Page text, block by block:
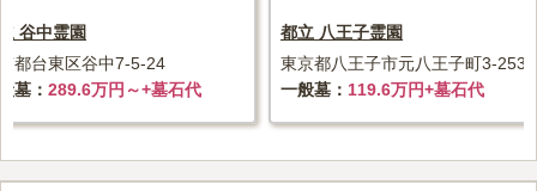
谷中霊園
都台東区谷中7-5-24
墓
289.6万円～+墓石代
都立 八王子霊園
東京都八王子市元八王子町3-2536
一般墓
119.6万円+墓石代